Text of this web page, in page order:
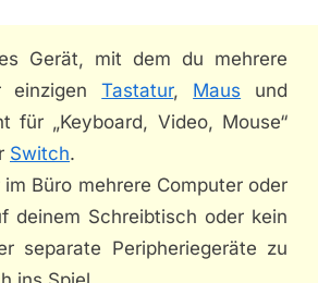
Gerät, mit dem du mehrere
einzigenTastatur, Maus und
für „Keyboard, Video, Mouse“
Switch.
Büro mehrere Computer oder
deinem Schreibtisch oder kein
separate Peripheriegeräte zu